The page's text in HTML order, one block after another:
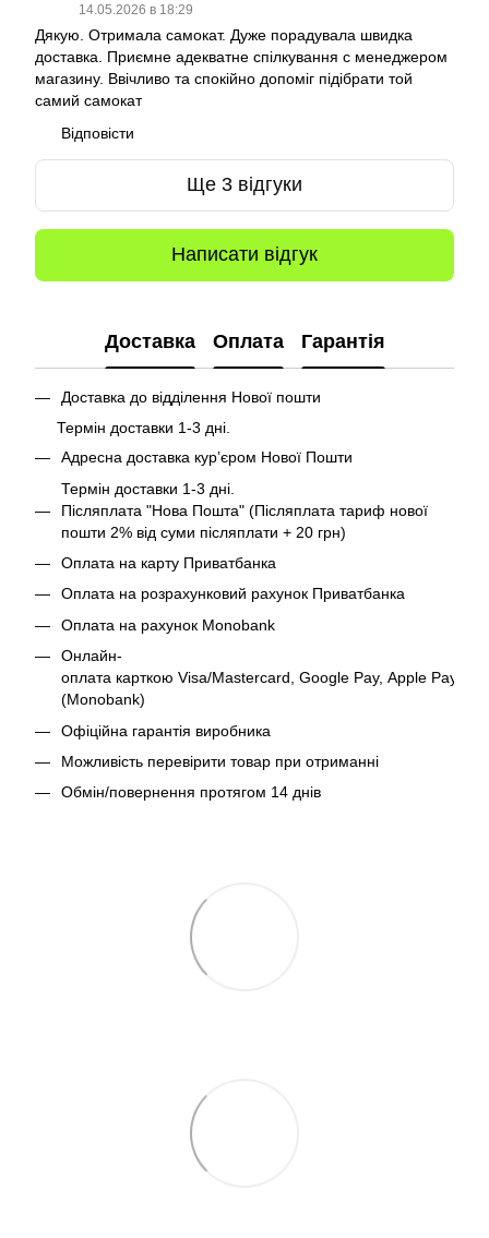
14.05.2026 в 18:29
Дякую. Отримала самокат. Дуже порадувала швидка
доставка. Приємне адекватне спілкування с менеджером
магазину. Ввічливо та спокійно допоміг підібрати той
самий самокат
Відповісти
Ще 3 відгуки
Написати відгук
Доставка Оплата Гарантія
Доставка до відділення Нової пошти
Термін доставки 1-3 дні.
Адресна доставка курʼєром Нової Пошти
Термін доставки 1-3 дні.
Післяплата "Нова Пошта" (Післяплата тариф нової
пошти 2% від суми післяплати + 20 грн)
Оплата на карту Приватбанка
Оплата на розрахунковий рахунок Приватбанка
Оплата на рахунок Monobank
Онлайн-
оплата карткою Visa/Mastercard, Google Pay, Apple Pay
(Monobank)
Офіційна гарантія виробника
Можливість перевірити товар при отриманні
Обмін/повернення протягом 14 днів